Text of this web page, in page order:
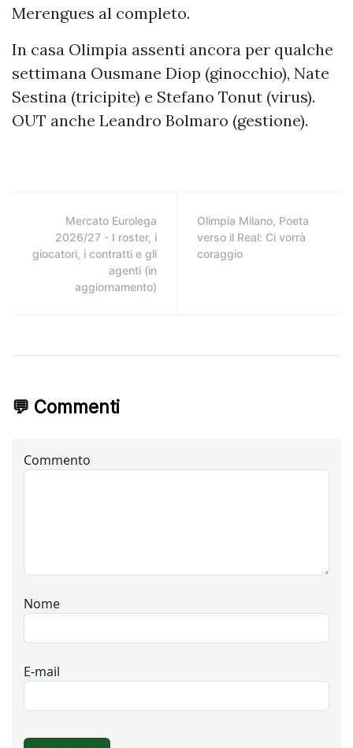
Merengues al completo.
In casa Olimpia assenti ancora per qualche
settimana Ousmane Diop (ginocchio), Nate
Sestina (tricipite) e Stefano Tonut (virus).
OUT anche Leandro Bolmaro (gestione).
Mercato Eurolega
2026/27 - I roster, i
giocatori, i contratti e gli
agenti (in
aggiornamento)
Olimpia Milano, Poeta
verso il Real: Ci vorrà
coraggio
💬 Commenti